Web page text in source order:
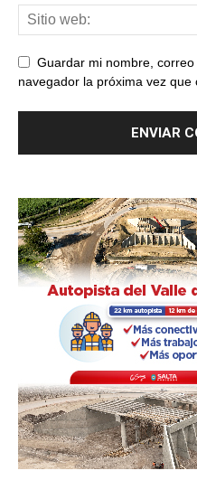
Guardar mi nombre,
navegador la próxima vez que